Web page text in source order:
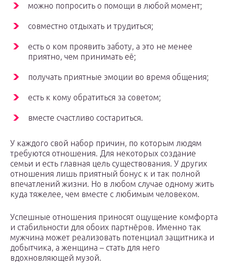
можно попросить о помощи в любой момент;
совместно отдыхать и трудиться;
есть о ком проявить заботу, а это не менее
приятно, чем принимать её;
получать приятные эмоции во время общения;
есть к кому обратиться за советом;
вместе счастливо состариться.
У каждого свой набор причин, по которым людям
требуются отношения. Для некоторых создание
семьи и есть главная цель существования. У других
отношения лишь приятный бонус к и так полной
впечатлений жизни. Но в любом случае одному жить
куда тяжелее, чем вместе с любимым человеком.
Успешные отношения приносят ощущение комфорта
и стабильности для обоих партнёров. Именно так
мужчина может реализовать потенциал защитника и
добытчика, а женщина – стать для него
вдохновляющей музой.